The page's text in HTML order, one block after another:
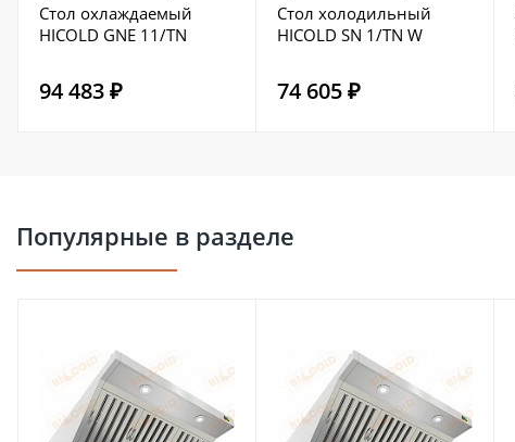
Стол охлаждаемый
HICOLD GNE 11/TN
94 483 ₽
Стол холодильный
HICOLD SN 1/TN W
74 605 ₽
Популярные в разделе